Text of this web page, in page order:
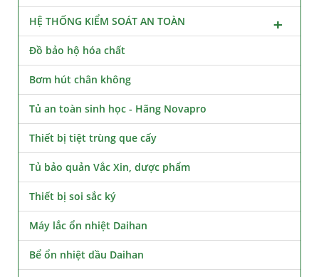
HỆ THỐNG KIỂM SOÁT AN TOÀN
Đồ bảo hộ hóa chất
Bơm hút chân không
Tủ an toàn sinh học - Hãng Novapro
Thiết bị tiệt trùng que cấy
Tủ bảo quản Vắc Xin, dược phẩm
Thiết bị soi sắc ký
Máy lắc ổn nhiệt Daihan
Bể ổn nhiệt dầu Daihan